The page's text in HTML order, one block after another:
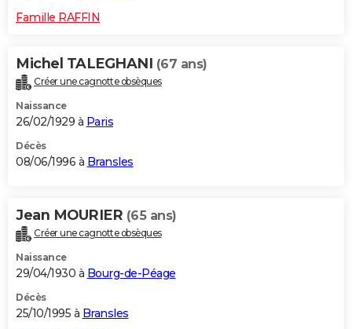
Famille RAFFIN
Michel TALEGHANI (67 ans)
Créer une cagnotte obsèques
Naissance
26/02/1929 à Paris
Décès
08/06/1996 à Bransles
Jean MOURIER (65 ans)
Créer une cagnotte obsèques
Naissance
29/04/1930 à Bourg-de-Péage
Décès
25/10/1995 à Bransles